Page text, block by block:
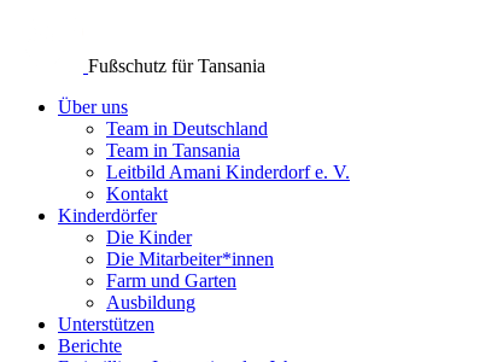
Fußschutz für Tansania
Über uns
Team in Deutschland
Team in Tansania
Leitbild Amani Kinderdorf e. V.
Kontakt
Kinderdörfer
Die Kinder
Die Mitarbeiter*innen
Farm und Garten
Ausbildung
Unterstützen
Berichte